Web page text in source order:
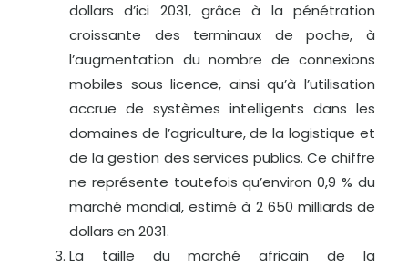
dollars d’ici 2031, grâce à la pénétration
croissante des terminaux de poche, à
l’augmentation du nombre de connexions
mobiles sous licence, ainsi qu’à l’utilisation
accrue de systèmes intelligents dans les
domaines de l’agriculture, de la logistique et
de la gestion des services publics. Ce chiffre
ne représente toutefois qu’environ 0,9 % du
marché mondial, estimé à 2 650 milliards de
dollars en 2031.
La taille du marché africain de la